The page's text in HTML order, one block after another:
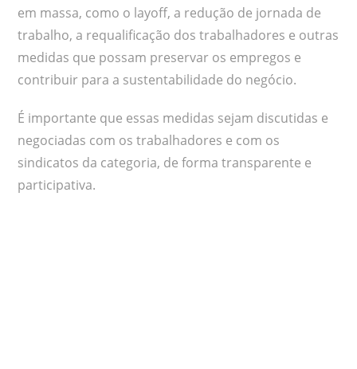
em massa, como o layoff, a redução de jornada de
trabalho, a requalificação dos trabalhadores e outras
medidas que possam preservar os empregos e
contribuir para a sustentabilidade do negócio.
É importante que essas medidas sejam discutidas e
negociadas com os trabalhadores e com os
sindicatos da categoria, de forma transparente e
participativa.